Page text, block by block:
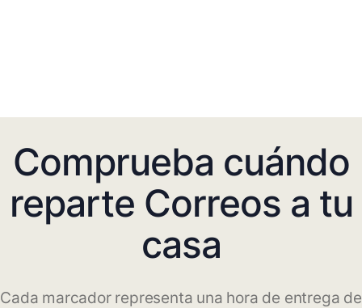
Comprueba cuándo
reparte Correos a tu
casa
Cada marcador representa una hora de entrega de